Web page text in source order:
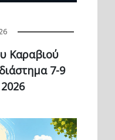
Καραβιού
7-9